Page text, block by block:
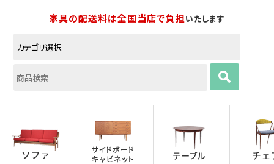
家具の配送料は全国当店で負担いたします